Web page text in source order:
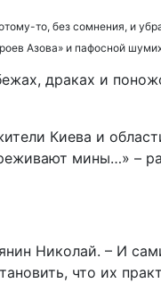
то, без сомнения, и
Азова» и пафосной
драках и
Киева и
мины…» –
Николай. – И
что их